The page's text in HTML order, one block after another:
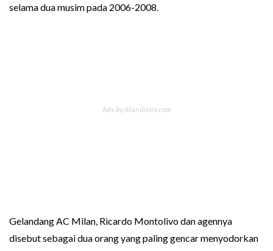
selama dua musim pada 2006-2008.
Gelandang AC Milan, Ricardo Montolivo dan agennya
disebut sebagai dua orang yang paling gencar menyodorkan